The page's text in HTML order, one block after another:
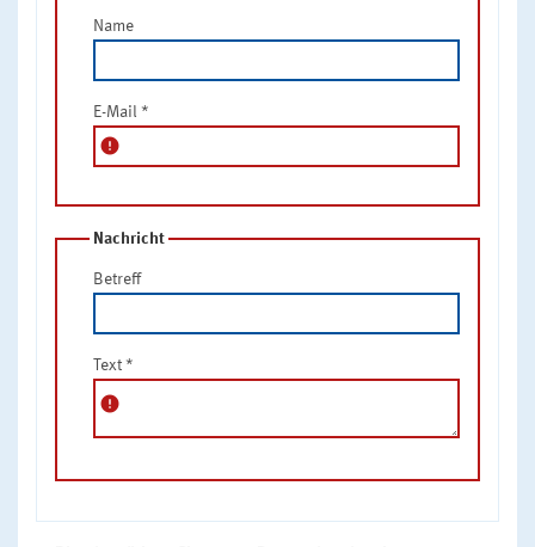
Name
E-Mail *
error
Nachricht
Betreff
Text *
error